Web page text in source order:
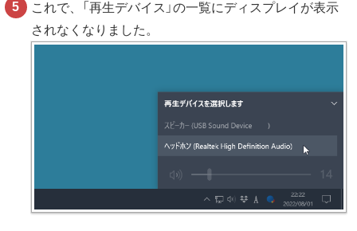
これで、「再生デバイス」の一覧にディスプレイが表示
されなくなりました。